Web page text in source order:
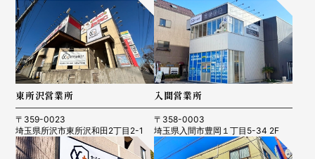
東所沢営業所
〒359-0023
埼玉県所沢市東所沢和田2丁目2-1
入間営業所
〒358-0003
埼玉県入間市豊岡１丁目5-34 2F